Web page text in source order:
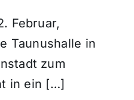
Februar,
Taunushalle in
zum
in ein […]